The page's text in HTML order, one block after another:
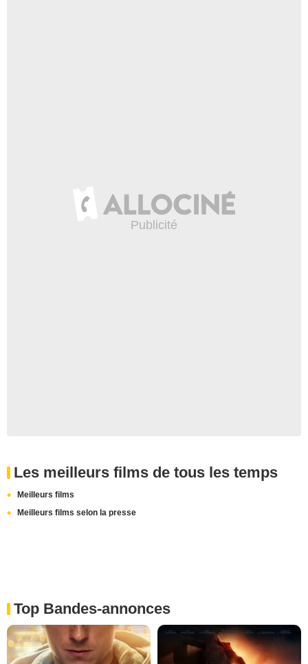
Les meilleurs films de tous les temps
Meilleurs films
Meilleurs films selon la presse
Top Bandes-annonces